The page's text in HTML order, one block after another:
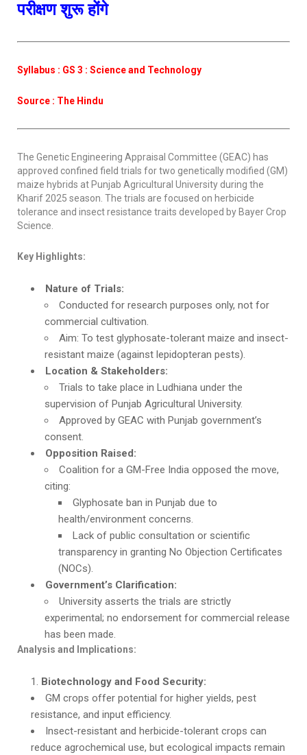
परीक्षण शुरू होंगे
Syllabus : GS 3 : Science and Technology
Source : The Hindu
The Genetic Engineering Appraisal Committee (GEAC) has
approved confined field trials for two genetically modified (GM)
maize hybrids at Punjab Agricultural University during the
Kharif 2025 season. The trials are focused on herbicide
tolerance and insect resistance traits developed by Bayer Crop
Science.
Key Highlights:
Nature of Trials:
Conducted for research purposes only, not for
commercial cultivation.
Aim: To test glyphosate-tolerant maize and insect-
resistant maize (against lepidopteran pests).
Location & Stakeholders:
Trials to take place in Ludhiana under the
supervision of Punjab Agricultural University.
Approved by GEAC with Punjab government’s
consent.
Opposition Raised:
Coalition for a GM-Free India opposed the move,
citing:
Glyphosate ban in Punjab due to
health/environment concerns.
Lack of public consultation or scientific
transparency in granting No Objection Certificates
(NOCs).
Government’s Clarification:
University asserts the trials are strictly
experimental; no endorsement for commercial release
has been made.
Analysis and Implications:
Biotechnology and Food Security:
GM crops offer potential for higher yields, pest
resistance, and input efficiency.
Insect-resistant and herbicide-tolerant crops can
reduce agrochemical use, but ecological impacts remain